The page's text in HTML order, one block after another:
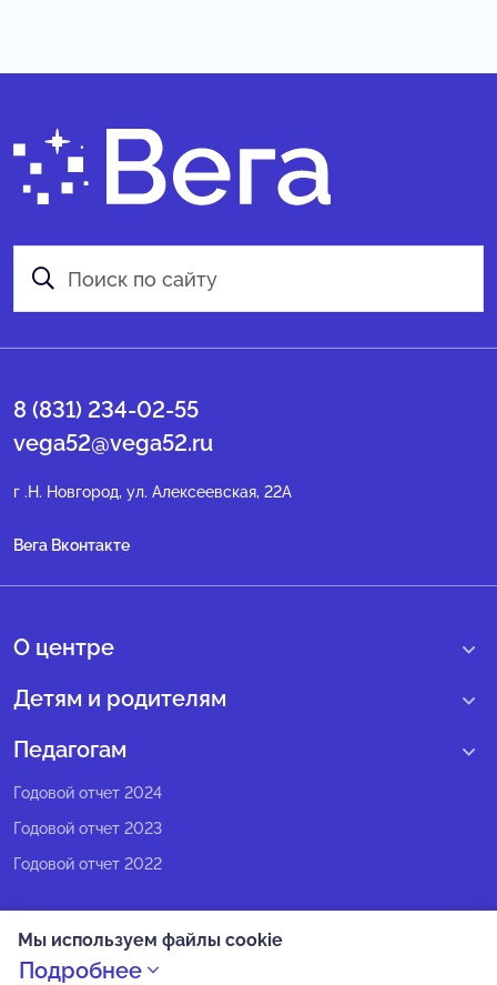
8 (831) 234-02-55
vega52@vega52.ru
г .Н. Новгород, ул. Алексеевская, 22А
Вега Вконтакте
О центре
О нас
Структура регионального центра
Педагогический состав
Попечительский совет
Экспертный совет
СМИ о нас
Новости
Детям и родителям
Учебные интенсивные сборы
Календарь всех событий
Педагогам
Программы Веги
Программы Сириус
Методические рекомендации
Годовой отчет 2024
Годовой отчет 2023
Годовой отчет 2022
Политика конфиденциальности
Мы используем файлы cookie
Подробнее